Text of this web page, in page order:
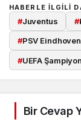
HABERLE ILGILI
#Juventus #
#PSV Eindhoven
#UEFA
Bir Cevap